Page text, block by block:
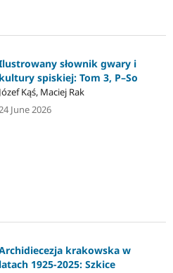
słownik gwary i
kultury spiskiej: Tom 3, P–So
Józef Kąś, Maciej Rak
24 June 2026
krakowska w
latach 1925-2025: Szkice